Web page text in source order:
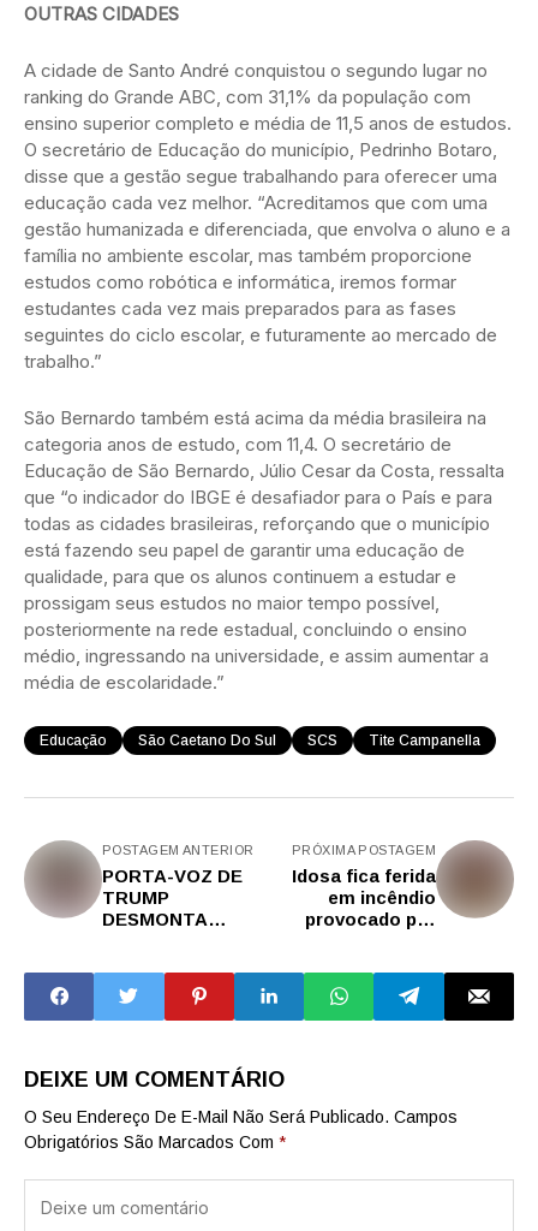
OUTRAS CIDADES
A cidade de Santo André conquistou o segundo lugar no
ranking do Grande ABC, com 31,1% da população com
ensino superior completo e média de 11,5 anos de estudos.
O secretário de Educação do município, Pedrinho Botaro,
disse que a gestão segue trabalhando para oferecer uma
educação cada vez melhor. “Acreditamos que com uma
gestão humanizada e diferenciada, que envolva o aluno e a
família no ambiente escolar, mas também proporcione
estudos como robótica e informática, iremos formar
estudantes cada vez mais preparados para as fases
seguintes do ciclo escolar, e futuramente ao mercado de
trabalho.”
São Bernardo também está acima da média brasileira na
categoria anos de estudo, com 11,4. O secretário de
Educação de São Bernardo, Júlio Cesar da Costa, ressalta
que “o indicador do IBGE é desafiador para o País e para
todas as cidades brasileiras, reforçando que o município
está fazendo seu papel de garantir uma educação de
qualidade, para que os alunos continuem a estudar e
prossigam seus estudos no maior tempo possível,
posteriormente na rede estadual, concluindo o ensino
médio, ingressando na universidade, e assim aumentar a
média de escolaridade.”
Educação São Caetano Do Sul SCS Tite Campanella
POSTAGEM ANTERIOR
PORTA-VOZ DE
TRUMP
DESMONTA
FRENTE A
FRENTE, ANUNCIA
AÇÃO DE MUSK E
PRÓXIMA POSTAGEM
Idosa fica ferida
em incêndio
provocado por
DEIXE UM COMENTÁRIO
O Seu Endereço De E-Mail Não Será Publicado. Campos
Obrigatórios São Marcados Com *